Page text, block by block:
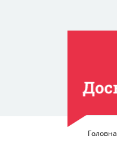
Головна